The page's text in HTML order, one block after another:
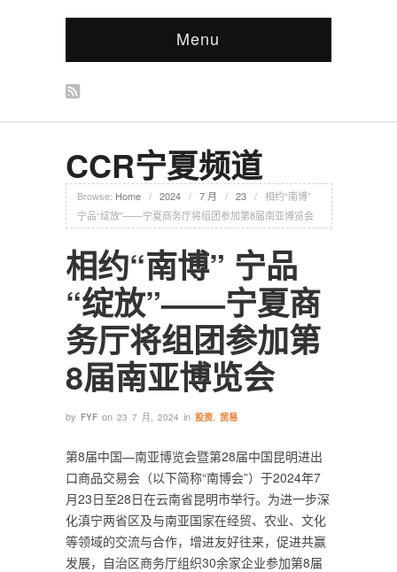
Menu
CCR宁夏频道
Browse: Home / 2024 / 7 月 / 23 / 相约“南博”
宁品“绽放”——宁夏商务厅将组团参加第8届南亚博览会
相约“南博” 宁品
“绽放”——宁夏商
务厅将组团参加第
8届南亚博览会
by FYF on 23 7 月, 2024 in 投资, 贸易
第8届中国—南亚博览会暨第28届中国昆明进出
口商品交易会（以下简称“南博会”）于2024年7
月23日至28日在云南省昆明市举行。为进一步深
化滇宁两省区及与南亚国家在经贸、农业、文化
等领域的交流与合作，增进友好往来，促进共赢
发展，自治区商务厅组织30余家企业参加第8届